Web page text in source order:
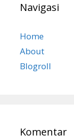
Navigasi
Home
About
Blogroll
Komentar